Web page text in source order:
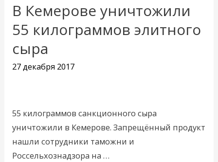
В Кемерове уничтожили
55 килограммов элитного
сыра
27 декабря 2017
55 килограммов санкционного сыра
уничтожили в Кемерове. Запрещённый продукт
нашли сотрудники таможни и
Россельхознадзора на …
В
уничтожили
55
килограммов